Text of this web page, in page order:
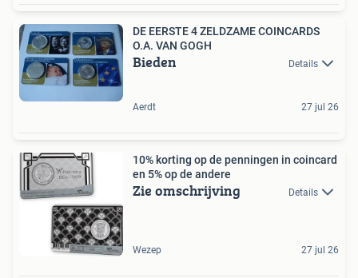
DE EERSTE 4 ZELDZAME COINCARDS
O.A. VAN GOGH
Bieden Details
Aerdt 27 jul 26
10% korting op de penningen in coincard
en 5% op de andere
Zie omschrijving Details
Wezep 27 jul 26